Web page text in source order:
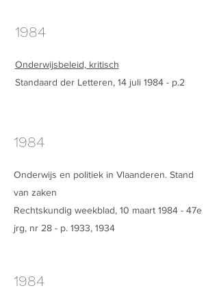
1984
Onderwijsbeleid, kritisch
Standaard der Letteren, 14 juli 1984 - p.2
1984
Onderwijs en politiek in Vlaanderen. Stand
van zaken
Rechtskundig weekblad, 10 maart 1984 - 47e
jrg, nr 28 - p. 1933, 1934
1984